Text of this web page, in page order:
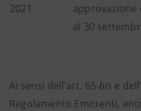
2021
al 30
Ai sensi dell’art. 65-bis e
Regolamento Emittenti,